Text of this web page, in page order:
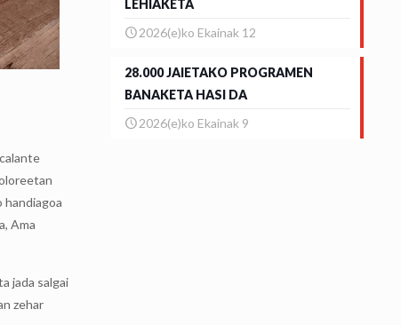
handiagoa
Ama
jada salgai
zehar
LEHIAKETA
2026(e)ko Ekainak 12
28.000 JAIETAKO PROGRAMEN
BANAKETA HASI DA
2026(e)ko Ekainak 9